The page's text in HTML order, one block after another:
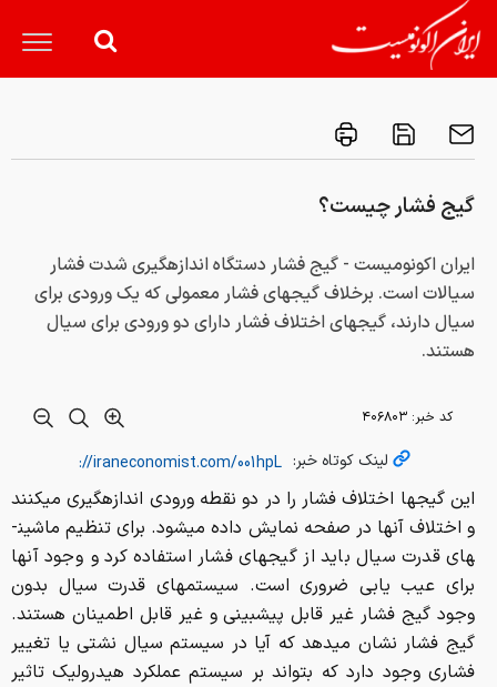
گیج فشار چیست؟
ایران اکونومیست - گیج فشار دستگاه اندازه­­گیری شدت فشار
سیالات است. برخلاف گیج­های فشار معمولی که یک ورودی برای
سیال دارند، گیج­های اختلاف فشار دارای دو ورودی برای سیال
هستند.
کد خبر: ۴۰۶۸۰۳
لینک کوتاه خبر:
این گیج­ها اختلاف فشار را در دو نقطه ورودی اندازه­گیری می­کنند
و اختلاف آنها در صفحه نمایش داده می­شود. برای تنظیم ماشین­
های قدرت سیال باید از گیج­های فشار استفاده کرد و وجود آنها
برای عیب یابی ضروری است. سیستم­های قدرت سیال بدون
وجود گیج فشار غیر قابل پیش­بینی و غیر قابل اطمینان هستند.
گیج فشار نشان می­دهد که آیا در سیستم سیال نشتی یا تغییر
فشاری وجود دارد که بتواند بر سیستم عملکرد هیدرولیک تاثیر